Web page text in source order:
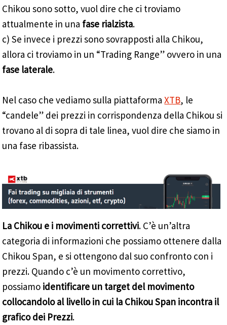
Chikou sono sotto, vuol dire che ci troviamo
attualmente in una fase rialzista.
c) Se invece i prezzi sono sovrapposti alla Chikou,
allora ci troviamo in un “Trading Range” ovvero in una
fase laterale.
Nel caso che vediamo sulla piattaformaXTB, le
“candele” dei prezzi in corrispondenza della Chikou si
trovano al di sopra di tale linea, vuol dire che siamo in
una fase ribassista.
La Chikou e i movimenti correttivi. C’è un’altra
categoria di informazioni che possiamo ottenere dalla
Chikou Span, e si ottengono dal suo confronto con i
prezzi. Quando c’è un movimento correttivo,
possiamo identificare un target del movimento
collocandolo al livello in cui la Chikou Span incontra il
grafico dei Prezzi.